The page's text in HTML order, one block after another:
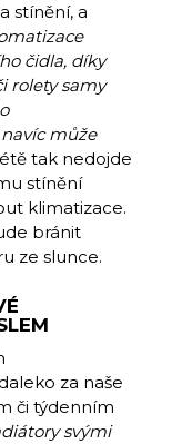
stínění, a
čidla, díky
rolety samy
může
tak nedojde
stínění
klimatizace.
bránit
ze slunce.
za naše
či týdenním
svými